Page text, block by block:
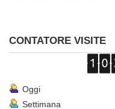
CONTATORE VISITE
Oggi
Settimana